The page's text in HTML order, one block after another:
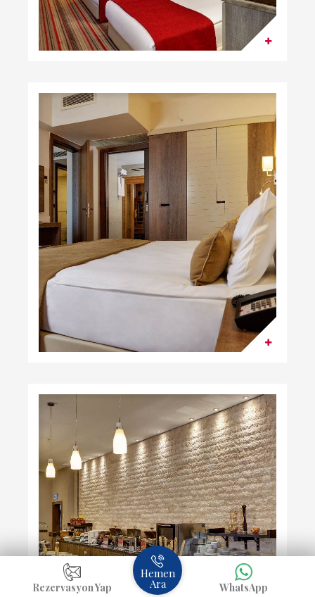
Rezervasyon Yap WhatsApp
Hemen
Ara